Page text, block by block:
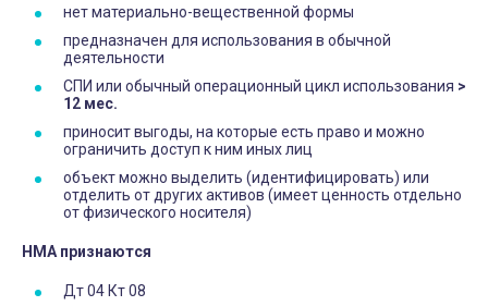
нет материально-вещественной формы
предназначен для использования в обычной
деятельности
СПИ или обычный операционный цикл использования >
12 мес.
приносит выгоды, на которые есть право и можно
ограничить доступ к ним иных лиц
объект можно выделить (идентифицировать) или
отделить от других активов (имеет ценность отдельно
от физического носителя)
НМА признаются
Дт 04 Кт 08